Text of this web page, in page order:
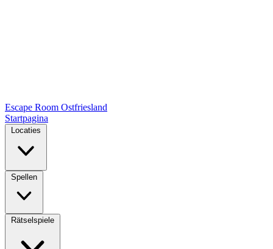
Escape Room Ostfriesland
Startpagina
Locaties
Spellen
Rätselspiele